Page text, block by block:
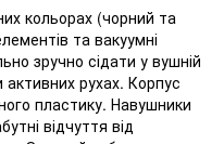
кольорах (чорний та
та вакуумні
зручно сідати у вушній
активних рухах. Корпус
пластику. Навушники
відчуття від